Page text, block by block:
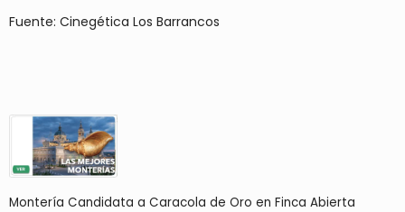
Fuente: Cinegética Los Barrancos
Montería Candidata a Caracola de Oro en Finca Abierta